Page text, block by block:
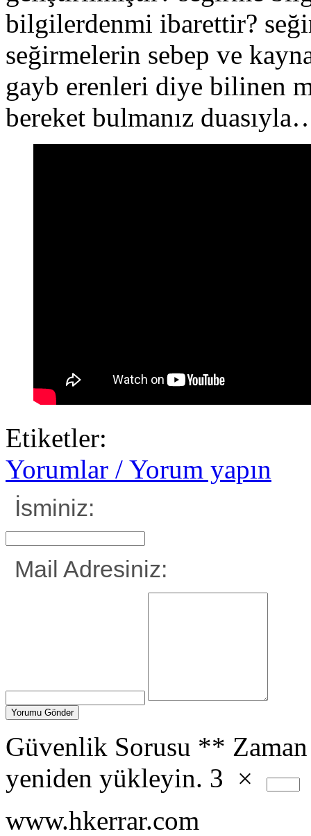
bilgilerdenmi ibarettir?
seğirmelerin sebep ve
gayb erenleri diye bilinen
bereket bulmanız
Etiketler:
Yorumlar / Yorum yapın
İsminiz:
Mail Adresiniz:
Güvenlik Sorusu **
yeniden yükleyin. 3 ×
www.hkerrar.com